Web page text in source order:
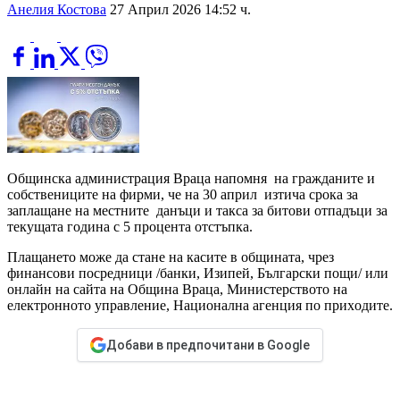
Анелия Костова 27 Април 2026 14:52 ч.
Общинска администрация Враца напомня на гражданите и
собствениците на фирми, че на 30 април изтича срока за
заплащане на местните данъци и такса за битови отпадъци за
текущата година с 5 процента отстъпка.
Плащането може да стане на касите в общината, чрез
финансови посредници /банки, Изипей, Български пощи/ или
онлайн на сайта на Община Враца, Министерството на
електронното управление, Национална агенция по приxодите.
Добави в предпочитани в Google